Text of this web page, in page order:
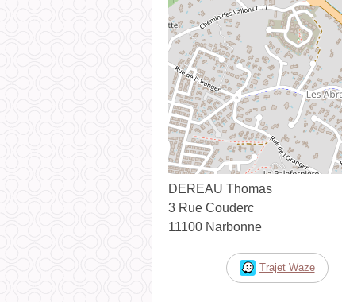
DEREAU Thomas
3 Rue Couderc
11100 Narbonne
Trajet Waze